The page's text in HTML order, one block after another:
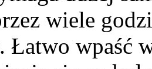
wiele
Łatwo wpaść